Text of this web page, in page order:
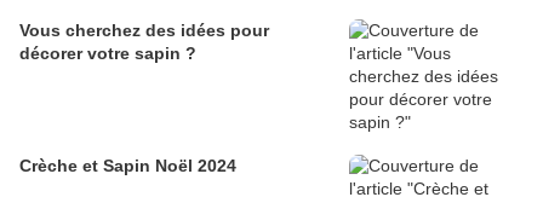
Vous cherchez des idées pour
décorer votre sapin ?
Crèche et Sapin Noël 2024